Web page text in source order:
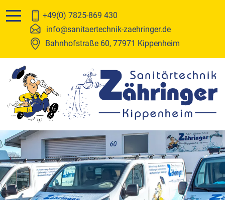
+49(0) 7825-869 430
info@sanitaertechnik-zaehringer.de
Bahnhofstraße 60, 77971 Kippenheim
Leistungen
Sanitär
Baublechnerei
Wasseraufbereitung
Heizung
Über uns